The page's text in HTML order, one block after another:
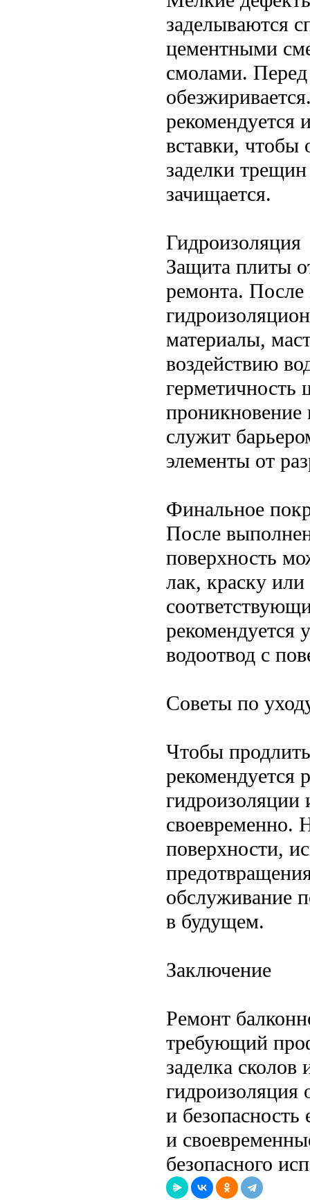
заделываются
цементными
смолами. Перед
рекомендуется
вставки, чтобы
заделки
зачищается.
Гидроизоляция
Защита плиты
ремонта. После
материалы,
воздействию
герметичность
проникновение
служит
элементы от
Финальное
После
поверхность
лак, краску
рекомендуется
водоотвод с
Советы по
Чтобы
рекомендуется
гидроизоляции
своевременно.
поверхности,
обслуживание
в будущем.
Заключение
Ремонт
требующий
заделка сколов
гидроизоляция
и безопасность
и
безопасного